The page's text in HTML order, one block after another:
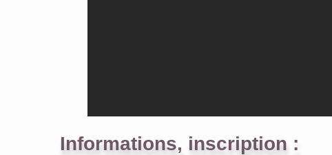
Informations, inscription :